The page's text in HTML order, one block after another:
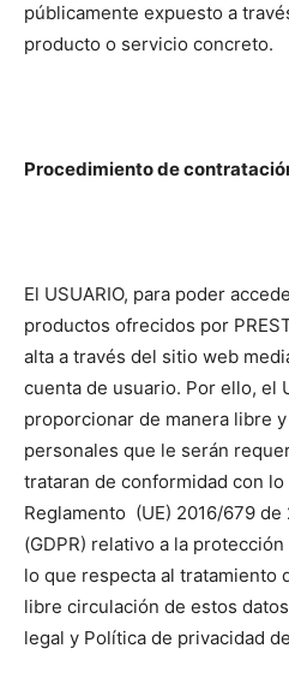
públicamente expuesto a
producto o servicio concreto.
Procedimiento de
El USUARIO, para poder
productos ofrecidos por
alta a través del sitio web
cuenta de usuario. Por ello, el
proporcionar de manera libre
personales que le serán
trataran de conformidad con
Reglamento (UE) 2016/679 de
(GDPR) relativo a la
lo que respecta al tratamiento
libre circulación de estos
legal y Política de privacidad